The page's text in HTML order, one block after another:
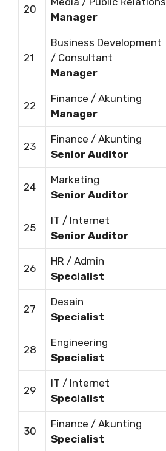
20
Manager
21
Business Development
/ Consultant
Manager
22
Finance / Akunting
Manager
23
Finance / Akunting
Senior Auditor
24
Marketing
Senior Auditor
25
IT / Internet
Senior Auditor
26
HR / Admin
Specialist
27
Desain
Specialist
28
Engineering
Specialist
29
IT / Internet
Specialist
30
Finance / Akunting
Specialist